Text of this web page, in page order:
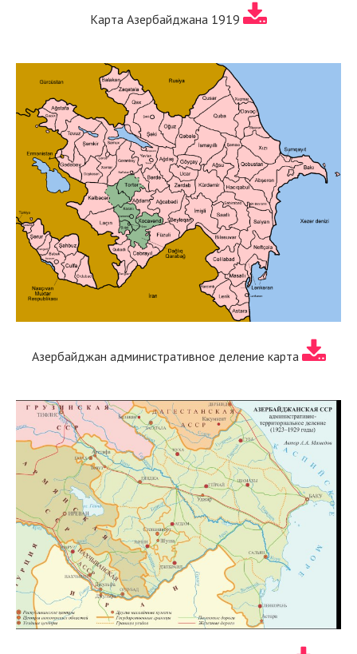
Карта Азербайджана 1919
Азербайджан административное деление карта